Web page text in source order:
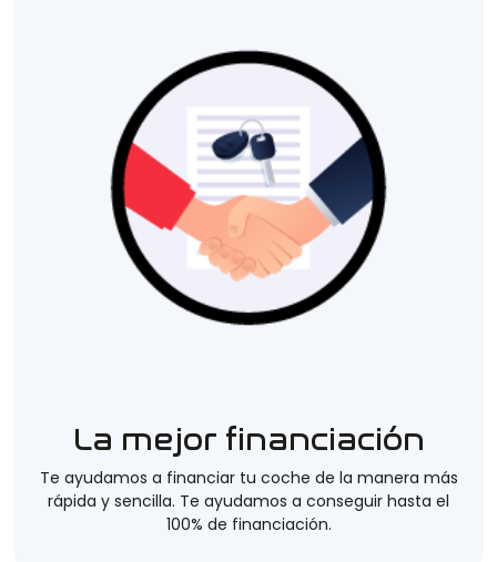
La mejor financiación
Te ayudamos a financiar tu coche de la manera más
rápida y sencilla. Te ayudamos a conseguir hasta el
100% de financiación.